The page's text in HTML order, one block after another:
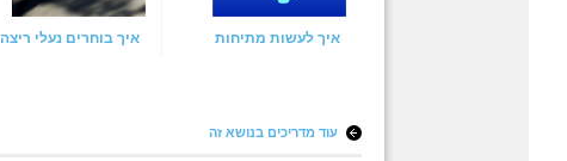
איך לעשות מתיחות איך בוחרים נעלי ריצה
עוד מדריכים בנושא זה